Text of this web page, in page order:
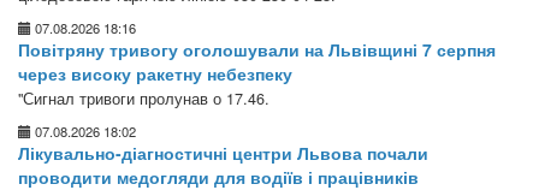
07.08.2026 18:16
Повітряну тривогу оголошували на Львівщині 7 серпня
через високу ракетну небезпеку
"Сигнал тривоги пролунав о 17.46.
07.08.2026 18:02
Лікувально-діагностичні центри Львова почали
проводити медогляди для водіїв і працівників